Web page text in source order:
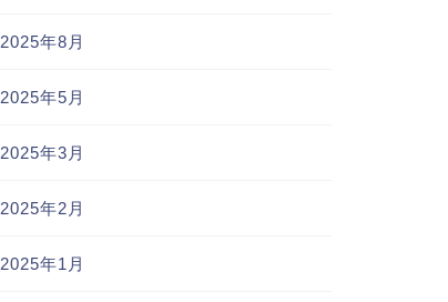
2025年8月
2025年5月
2025年3月
2025年2月
2025年1月